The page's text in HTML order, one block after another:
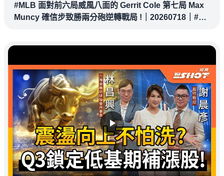
#MLB 面對前六局威風八面的 Gerrit Cole 第七局 Max
Muncy 確信步致勝兩分砲逆轉戰局 !｜20260718｜#洛